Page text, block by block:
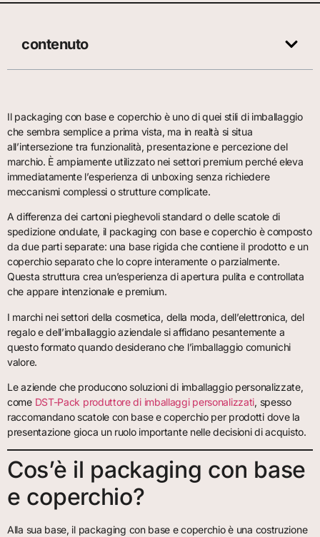
contenuto
Il packaging con base e coperchio è uno di quei stili di imballaggio
che sembra semplice a prima vista, ma in realtà si situa
all’intersezione tra funzionalità, presentazione e percezione del
marchio. È ampiamente utilizzato nei settori premium perché eleva
immediatamente l’esperienza di unboxing senza richiedere
meccanismi complessi o strutture complicate.
A differenza dei cartoni pieghevoli standard o delle scatole di
spedizione ondulate, il packaging con base e coperchio è composto
da due parti separate: una base rigida che contiene il prodotto e un
coperchio separato che lo copre interamente o parzialmente.
Questa struttura crea un’esperienza di apertura pulita e controllata
che appare intenzionale e premium.
I marchi nei settori della cosmetica, della moda, dell’elettronica, del
regalo e dell’imballaggio aziendale si affidano pesantemente a
questo formato quando desiderano che l’imballaggio comunichi
valore.
Le aziende che producono soluzioni di imballaggio personalizzate,
come DST-Pack produttore di imballaggi personalizzati, spesso
raccomandano scatole con base e coperchio per prodotti dove la
presentazione gioca un ruolo importante nelle decisioni di acquisto.
Cos’è il packaging con base
e coperchio?
Alla sua base, il packaging con base e coperchio è una costruzione